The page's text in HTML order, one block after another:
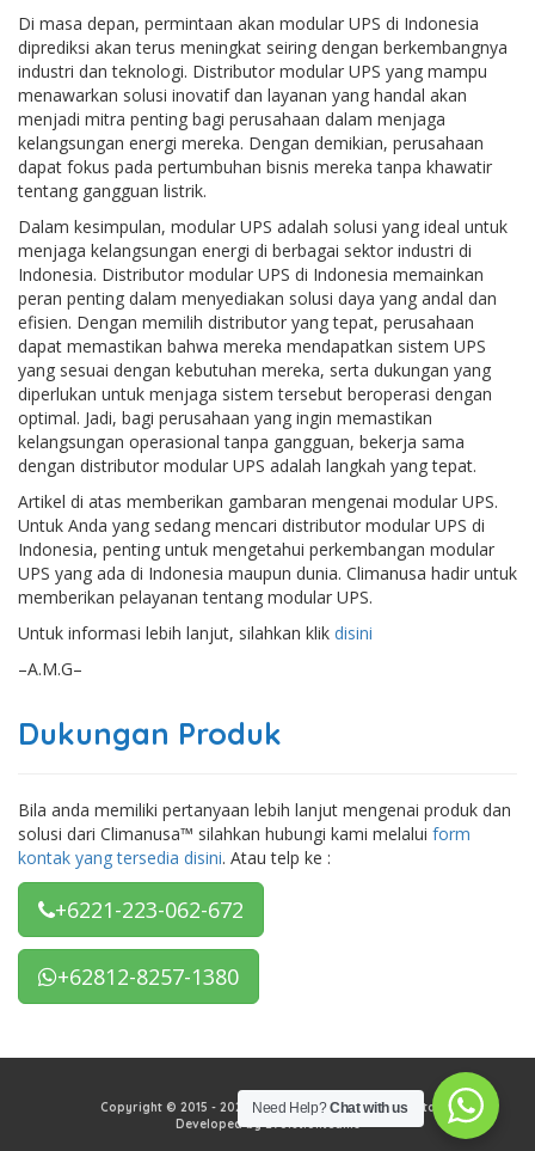
Di masa depan, permintaan akan modular UPS di Indonesia
diprediksi akan terus meningkat seiring dengan berkembangnya
industri dan teknologi. Distributor modular UPS yang mampu
menawarkan solusi inovatif dan layanan yang handal akan
menjadi mitra penting bagi perusahaan dalam menjaga
kelangsungan energi mereka. Dengan demikian, perusahaan
dapat fokus pada pertumbuhan bisnis mereka tanpa khawatir
tentang gangguan listrik.
Dalam kesimpulan, modular UPS adalah solusi yang ideal untuk
menjaga kelangsungan energi di berbagai sektor industri di
Indonesia. Distributor modular UPS di Indonesia memainkan
peran penting dalam menyediakan solusi daya yang andal dan
efisien. Dengan memilih distributor yang tepat, perusahaan
dapat memastikan bahwa mereka mendapatkan sistem UPS
yang sesuai dengan kebutuhan mereka, serta dukungan yang
diperlukan untuk menjaga sistem tersebut beroperasi dengan
optimal. Jadi, bagi perusahaan yang ingin memastikan
kelangsungan operasional tanpa gangguan, bekerja sama
dengan distributor modular UPS adalah langkah yang tepat.
Artikel di atas memberikan gambaran mengenai modular UPS.
Untuk Anda yang sedang mencari distributor modular UPS di
Indonesia, penting untuk mengetahui perkembangan modular
UPS yang ada di Indonesia maupun dunia. Climanusa hadir untuk
memberikan pelayanan tentang modular UPS.
Untuk informasi lebih lanjut, silahkan klik disini
–A.M.G–
Dukungan Produk
Bila anda memiliki pertanyaan lebih lanjut mengenai produk dan
solusi dari Climanusa™ silahkan hubungi kami melalui form
kontak yang tersedia disini. Atau telp ke :
+6221-223-062-672
+62812-8257-1380
Copyright © 2015 - 2026 PT Climanusa Tata Mekadata
Developed by Evolutionteams
Need Help?Chat with us